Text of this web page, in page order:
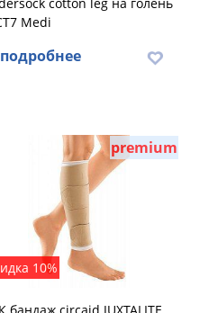
Medi
подробнее
premium
10%